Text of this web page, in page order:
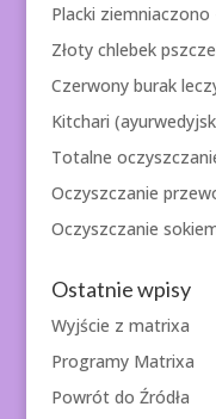
Placki ziemniaczono
Złoty chlebek
Czerwony burak
Kitchari
Totalne
Oczyszczanie
Oczyszczanie
Ostatnie wpisy
Wyjście z matrixa
Programy Matrixa
Powrót do Źródła